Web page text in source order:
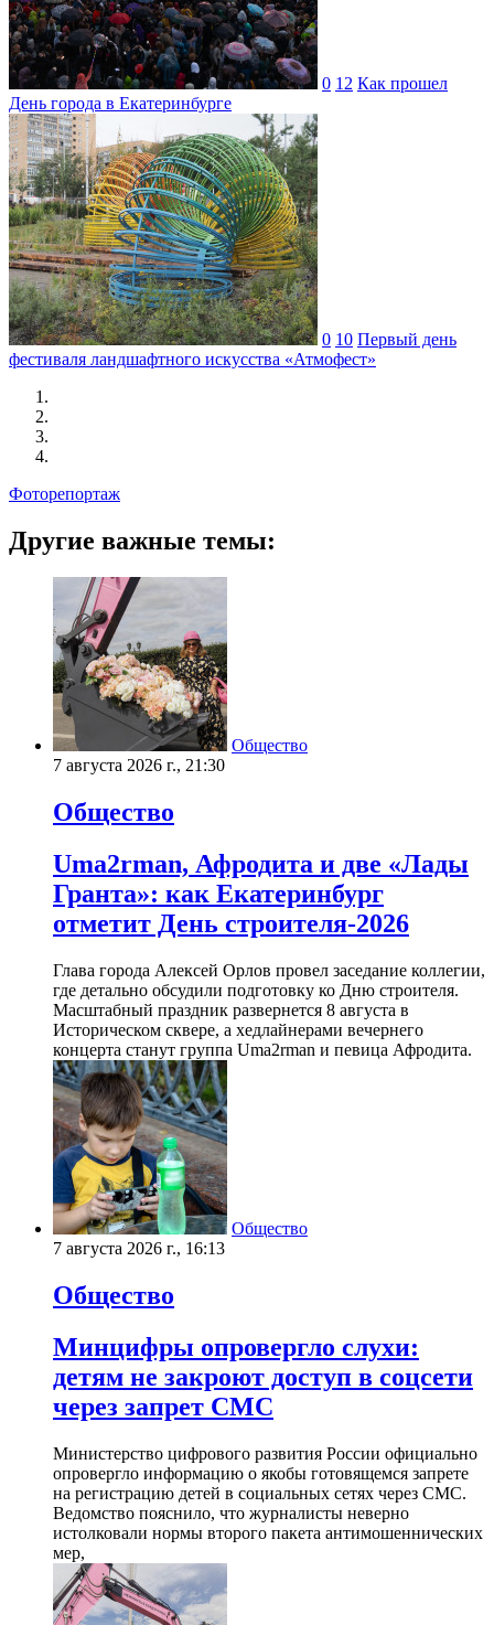
0 12 Как прошел
День города в Екатеринбурге
0 10 Первый день
фестиваля ландшафтного искусства «Атмофест»
Фоторепортаж
Другие важные темы:
Общество
7 августа 2026 г., 21:30
Общество
Uma2rman, Афродита и две «Лады
Гранта»: как Екатеринбург
отметит День строителя-2026
Глава города Алексей Орлов провел заседание коллегии,
где детально обсудили подготовку ко Дню строителя.
Масштабный праздник развернется 8 августа в
Историческом сквере, а хедлайнерами вечернего
концерта станут группа Uma2rman и певица Афродита.
Общество
7 августа 2026 г., 16:13
Общество
Минцифры опровергло слухи:
детям не закроют доступ в соцсети
через запрет СМС
Министерство цифрового развития России официально
опровергло информацию о якобы готовящемся запрете
на регистрацию детей в социальных сетях через СМС.
Ведомство пояснило, что журналисты неверно
истолковали нормы второго пакета антимошеннических
мер,